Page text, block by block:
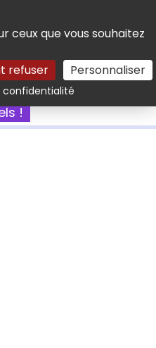
ceux que vous souhaitez
refuser Personnaliser
confidentialitéRechercher
!